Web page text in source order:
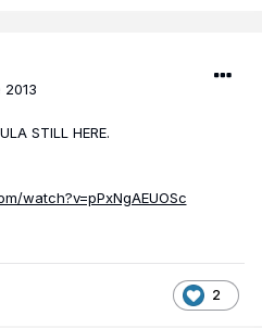
2013
STILL HERE.
watch?v=pPxNgAEUOSc
2